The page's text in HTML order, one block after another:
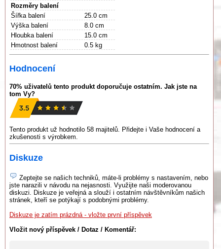
Rozměry balení
Šířka balení
25.0 cm
Výška balení
8.0 cm
Hloubka balení
15.0 cm
Hmotnost balení
0.5 kg
Hodnocení
70% uživatelů tento produkt doporučuje ostatním. Jak jste na
tom Vy?
Tento produkt už hodnotilo 58 majitelů. Přidejte i Vaše hodnocení a
zkušenosti s výrobkem.
Diskuze
Zeptejte se našich techniků, máte-li problémy s nastavením, nebo
jste narazili v návodu na nejasnosti. Využijte naši moderovanou
diskuzi. Diskuze je veřejná a slouží i ostatním návštěvníkům našich
stránek, kteří se potýkají s podobnými problémy.
Diskuze je zatím prázdná - vložte první příspěvek
Vložit nový příspěvek / Dotaz / Komentář: